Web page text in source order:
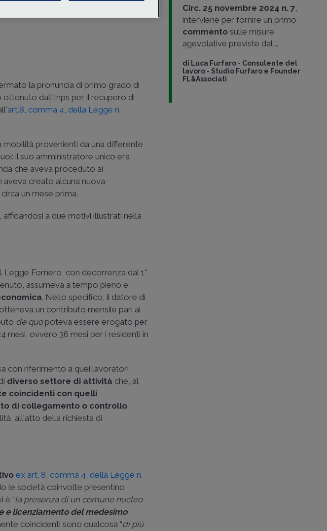
la pronuncia di primo grado di
dall'Inps per il recupero di
art.8, comma 4, della Legge n.
provenienti da una differente
il suo amministratore unico era,
che aveva proceduto ai
aveva creato alcuna nuova
un mese prima.
a due motivi illustrati nella
Legge Fornero, con decorrenza dal 1°
assumeva a tempo pieno e
. Nello specifico, il datore di
un contributo mensile pari al
de quo poteva essere erogato per
mesi, ovvero 36 mesi per i residenti in
con riferimento a quei lavoratori
diverso settore di attività che, al
coincidenti con quelli
di collegamento o controllo.
all'atto della richiesta di
ex art. 8, comma 4, della Legge n.
le società coinvolte presentino
è “la presenza di un comune nucleo
e licenziamento del medesimo
coincidenti sono qualcosa “di più
Circ. 25 novembre 2024 n. 7,
interviene per fornire un primo
commentosulle misure
agevolative previste dal ..
di Luca Furfaro - Consulente del
lavoro - Studio Furfaro e Founder
FL&Associati